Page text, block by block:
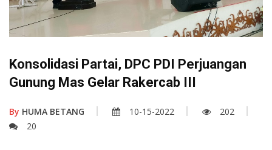
Konsolidasi Partai, DPC PDI Perjuangan
Gunung Mas Gelar Rakercab III
By HUMA BETANG 10-15-2022
202
20